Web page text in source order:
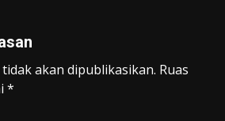
akan dipublikasikan. Ruas
*